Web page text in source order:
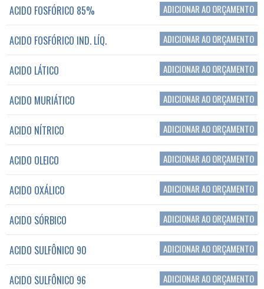
ACIDO FOSFÓRICO 85% ADICIONAR AO ORÇAMENTO
ACIDO FOSFÓRICO IND. LÍQ. ADICIONAR AO ORÇAMENTO
ACIDO LÁTICO ADICIONAR AO ORÇAMENTO
ACIDO MURIÁTICO ADICIONAR AO ORÇAMENTO
ACIDO NÍTRICO ADICIONAR AO ORÇAMENTO
ACIDO OLEICO ADICIONAR AO ORÇAMENTO
ACIDO OXÁLICO ADICIONAR AO ORÇAMENTO
ACIDO SÓRBICO ADICIONAR AO ORÇAMENTO
ACIDO SULFÔNICO 90 ADICIONAR AO ORÇAMENTO
ACIDO SULFÔNICO 96 ADICIONAR AO ORÇAMENTO